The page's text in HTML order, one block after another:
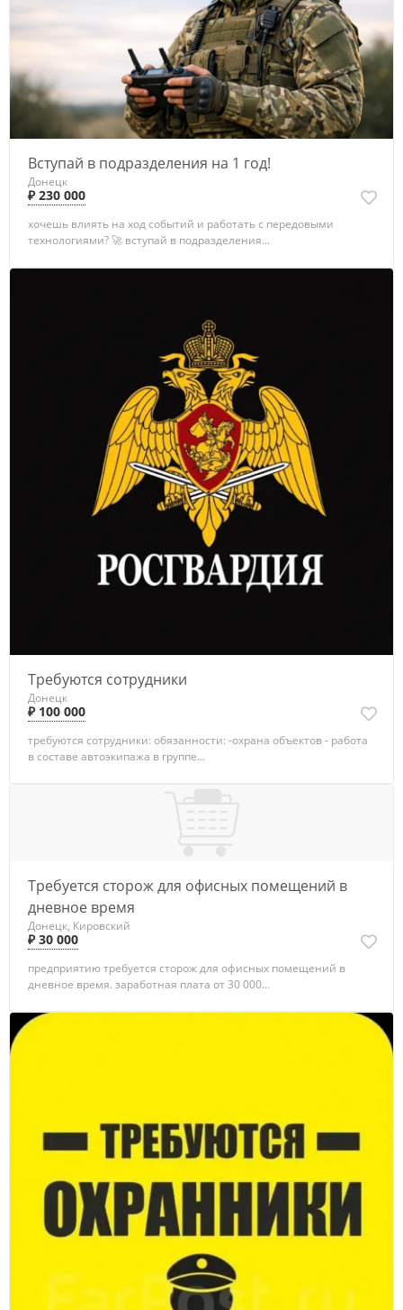
Вступай в подразделения на 1 год!
Донецк
₽ 230 000
хочешь влиять на ход событий и работать с передовыми
технологиями? 🚀 вступай в подразделения...
Требуются сотрудники
Донецк
₽ 100 000
требуются сотрудники: обязанности: -охрана объектов - работа
в составе автоэкипажа в группе...
Требуется сторож для офисных помещений в
дневное время
Донецк, Кировский
₽ 30 000
предприятию требуется сторож для офисных помещений в
дневное время. заработная плата от 30 000...